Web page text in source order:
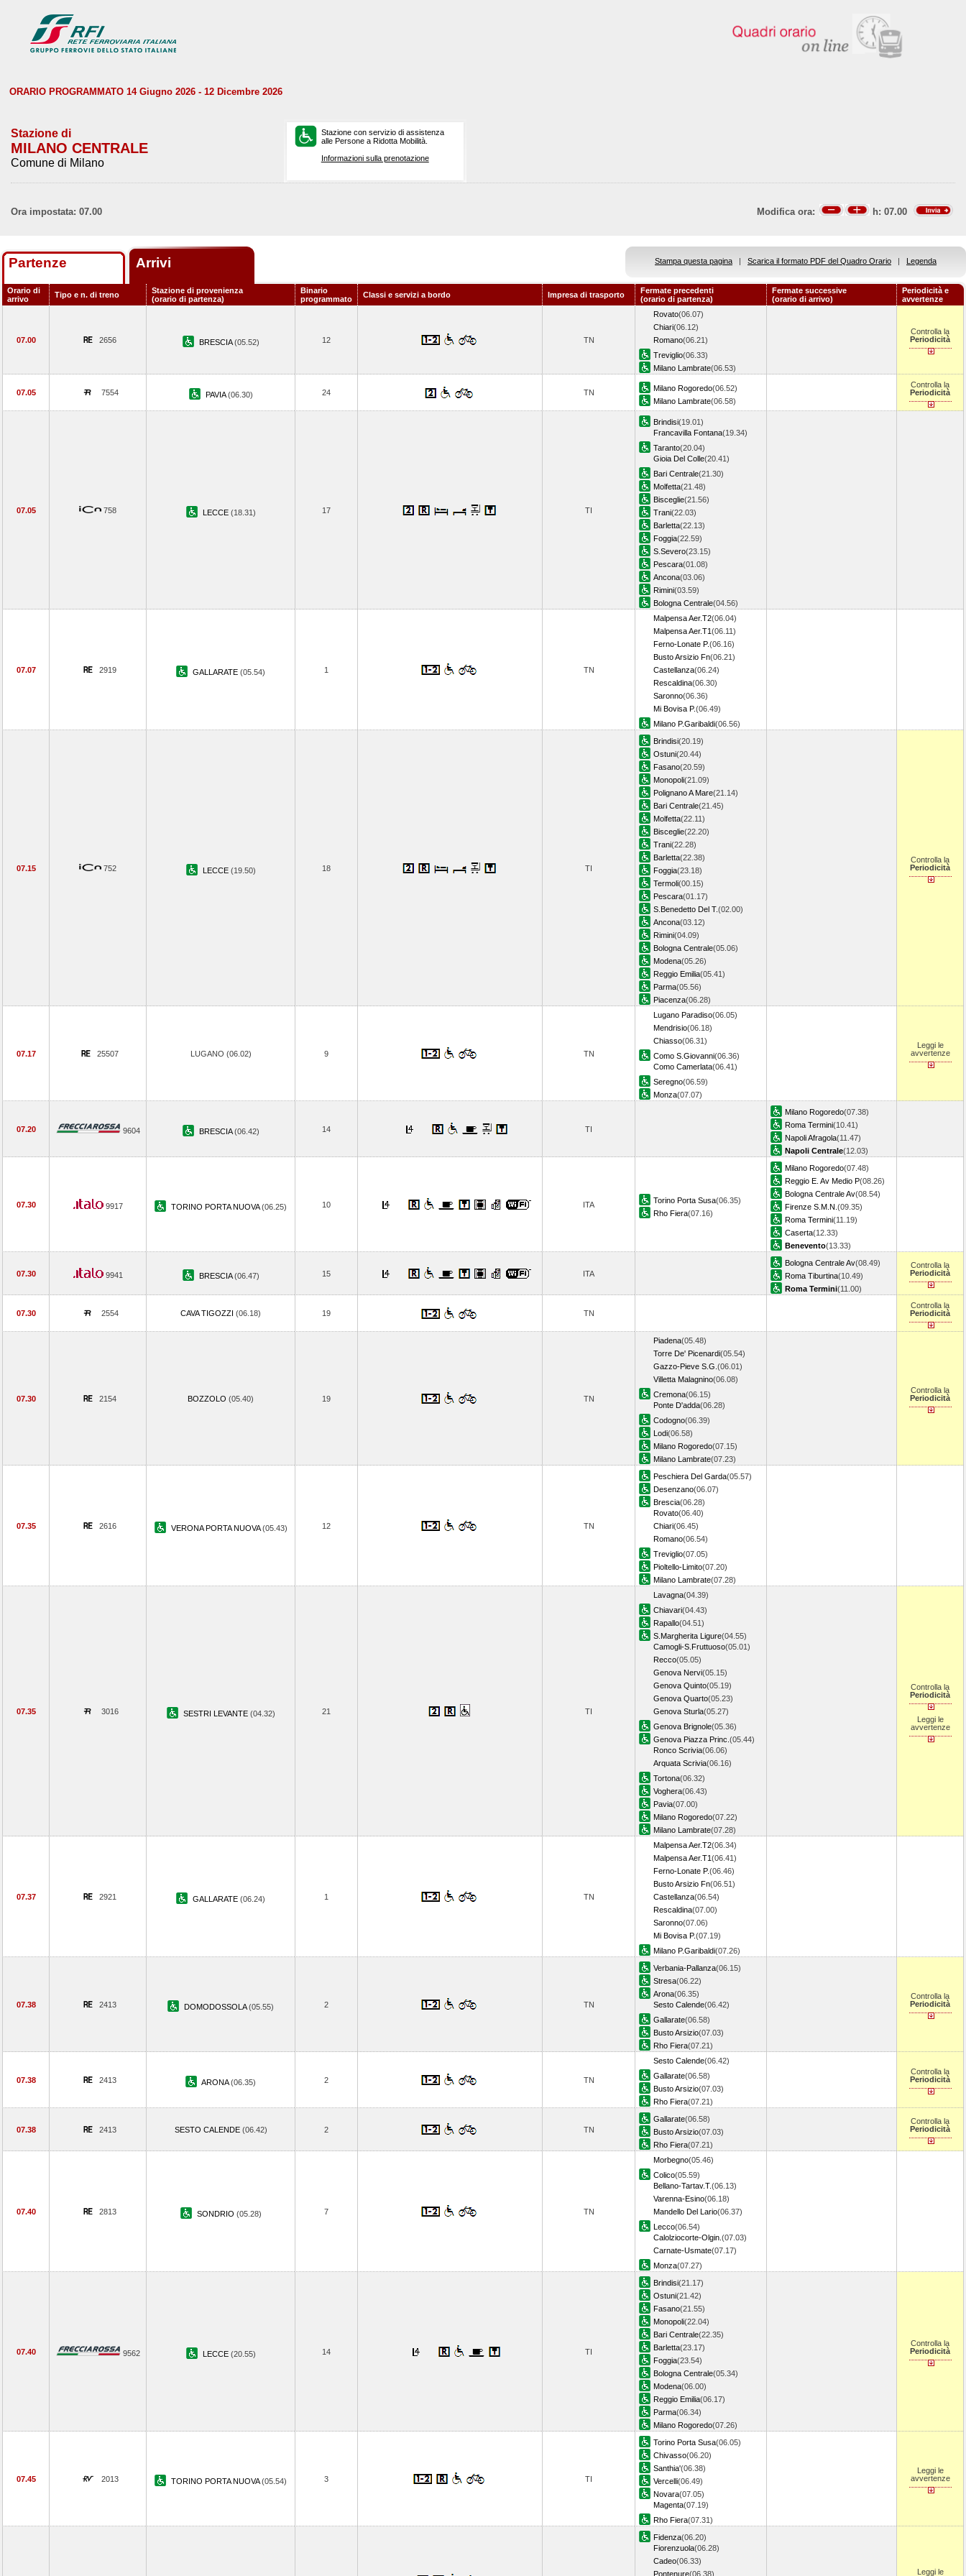
ORARIO PROGRAMMATO 14 Giugno 2026 - 12 Dicembre 2026
Stazione di
MILANO CENTRALE
Comune di Milano
Stazione con servizio di assistenza
alle Persone a Ridotta Mobilità.
Informazioni sulla prenotazione
Ora impostata: 07.00 Modifica ora: h: 07.00
Partenze Arrivi Stampa questa pagina | Scarica il formato PDF del Quadro Orario | Legenda
Orario di
arrivo
Tipo e n. di treno
Stazione di provenienza
(orario di partenza)
Binario
programmato
Classi e servizi a bordo Impresa di trasporto
Fermate precedenti
(orario di partenza)
Fermate successive
(orario di arrivo)
Periodicità e
avvertenze
07.00 2656 BRESCIA(05.52) 12 TN
Rovato(06.07)
Chiari(06.12)
Romano(06.21)
Treviglio(06.33)
Milano Lambrate(06.53)
Controlla la
Periodicità
07.05 7554 PAVIA(06.30) 24 TN Milano Rogoredo(06.52)
Milano Lambrate(06.58)
Controlla la
Periodicità
07.05 758 LECCE (18.31) 17 TI
Brindisi(19.01)
Francavilla Fontana(19.34)
Taranto(20.04)
Gioia Del Colle(20.41)
Bari Centrale(21.30)
Molfetta(21.48)
Bisceglie(21.56)
Trani(22.03)
Barletta(22.13)
Foggia(22.59)
S.Severo(23.15)
Pescara(01.08)
Ancona(03.06)
Rimini(03.59)
Bologna Centrale(04.56)
07.07 2919 GALLARATE (05.54) 1 TN
Malpensa Aer.T2(06.04)
Malpensa Aer.T1(06.11)
Ferno-Lonate P.(06.16)
Busto Arsizio Fn(06.21)
Castellanza(06.24)
Rescaldina(06.30)
Saronno(06.36)
Mi Bovisa P.(06.49)
Milano P.Garibaldi(06.56)
07.15 752 LECCE (19.50) 18 TI
Brindisi(20.19)
Ostuni(20.44)
Fasano(20.59)
Monopoli(21.09)
Polignano A Mare(21.14)
Bari Centrale(21.45)
Molfetta(22.11)
Bisceglie(22.20)
Trani(22.28)
Barletta(22.38)
Foggia(23.18)
Termoli(00.15)
Pescara(01.17)
S.Benedetto Del T.(02.00)
Ancona(03.12)
Rimini(04.09)
Bologna Centrale(05.06)
Modena(05.26)
Reggio Emilia(05.41)
Parma(05.56)
Piacenza(06.28)
Controlla la
Periodicità
07.17 25507 LUGANO (06.02) 9 TN
Lugano Paradiso(06.05)
Mendrisio(06.18)
Chiasso(06.31)
Como S.Giovanni(06.36)
Como Camerlata(06.41)
Seregno(06.59)
Monza(07.07)
Leggi le
avvertenze
07.20 9604 BRESCIA(06.42) 14 TI
Milano Rogoredo(07.38)
Roma Termini(10.41)
Napoli Afragola(11.47)
Napoli Centrale(12.03)
07.30 9917 TORINO PORTA NUOVA(06.25) 10 ITA Torino Porta Susa(06.35)
Rho Fiera(07.16)
Milano Rogoredo(07.48)
Reggio E. Av Medio P(08.26)
Bologna Centrale Av(08.54)
Firenze S.M.N. (09.35)
Roma Termini(11.19)
Caserta(12.33)
Benevento(13.33)
07.30 9941 BRESCIA(06.47) 15 ITA
Bologna Centrale Av(08.49)
Roma Tiburtina(10.49)
Roma Termini(11.00)
Controlla la
Periodicità
07.30 2554 CAVA TIGOZZI (06.18) 19 TN
Controlla la
Periodicità
07.30 2154 BOZZOLO (05.40) 19 TN
Piadena(05.48)
Torre De' Picenardi(05.54)
Gazzo-Pieve S.G. (06.01)
Villetta Malagnino(06.08)
Cremona(06.15)
Ponte D'adda(06.28)
Codogno(06.39)
Lodi(06.58)
Milano Rogoredo(07.15)
Milano Lambrate(07.23)
Controlla la
Periodicità
07.35 2616 VERONA PORTA NUOVA(05.43) 12 TN
Peschiera Del Garda(05.57)
Desenzano(06.07)
Brescia(06.28)
Rovato(06.40)
Chiari(06.45)
Romano(06.54)
Treviglio(07.05)
Pioltello-Limito(07.20)
Milano Lambrate(07.28)
07.35 3016 SESTRI LEVANTE (04.32) 21 TI
Lavagna(04.39)
Chiavari(04.43)
Rapallo(04.51)
S.Margherita Ligure(04.55)
Camogli-S.Fruttuoso(05.01)
Recco(05.05)
Genova Nervi(05.15)
Genova Quinto(05.19)
Genova Quarto(05.23)
Genova Sturla(05.27)
Genova Brignole(05.36)
Genova Piazza Princ. (05.44)
Ronco Scrivia(06.06)
Arquata Scrivia(06.16)
Tortona(06.32)
Voghera(06.43)
Pavia(07.00)
Milano Rogoredo(07.22)
Milano Lambrate(07.28)
Controlla la
Periodicità
Leggi le
avvertenze
07.37 2921 GALLARATE (06.24) 1 TN
Malpensa Aer.T2(06.34)
Malpensa Aer.T1(06.41)
Ferno-Lonate P.(06.46)
Busto Arsizio Fn(06.51)
Castellanza(06.54)
Rescaldina(07.00)
Saronno(07.06)
Mi Bovisa P.(07.19)
Milano P.Garibaldi(07.26)
07.38 2413 DOMODOSSOLA(05.55) 2 TN
Verbania-Pallanza(06.15)
Stresa(06.22)
Arona(06.35)
Sesto Calende(06.42)
Gallarate(06.58)
Busto Arsizio(07.03)
Rho Fiera(07.21)
Controlla la
Periodicità
07.38 2413 ARONA(06.35) 2 TN
Sesto Calende(06.42)
Gallarate(06.58)
Busto Arsizio(07.03)
Rho Fiera(07.21)
Controlla la
Periodicità
07.38 2413 SESTO CALENDE (06.42) 2 TN
Gallarate(06.58)
Busto Arsizio(07.03)
Rho Fiera(07.21)
Controlla la
Periodicità
07.40 2813 SONDRIO (05.28) 7 TN
Morbegno(05.46)
Colico(05.59)
Bellano-Tartav.T.(06.13)
Varenna-Esino(06.18)
Mandello Del Lario(06.37)
Lecco(06.54)
Calolziocorte-Olgin. (07.03)
Carnate-Usmate(07.17)
Monza(07.27)
07.40 9562 LECCE (20.55) 14 TI
Brindisi(21.17)
Ostuni(21.42)
Fasano(21.55)
Monopoli(22.04)
Bari Centrale(22.35)
Barletta(23.17)
Foggia(23.54)
Bologna Centrale(05.34)
Modena(06.00)
Reggio Emilia(06.17)
Parma(06.34)
Milano Rogoredo(07.26)
Controlla la
Periodicità
07.45 2013 TORINO PORTA NUOVA(05.54) 3 TI
Torino Porta Susa(06.05)
Chivasso(06.20)
Santhia'(06.38)
Vercelli(06.49)
Novara(07.05)
Magenta(07.19)
Rho Fiera(07.31)
Leggi le
avvertenze
Fidenza(06.20)
Fiorenzuola(06.28)
Cadeo(06.33)
Pontenure(06.38)
Leggi le